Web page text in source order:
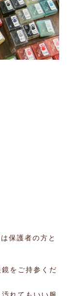
保護者の方と
をご持参くだ
れてもいい服